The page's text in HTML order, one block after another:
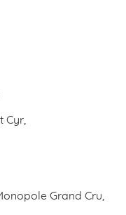
Cyr,
Grand Cru,